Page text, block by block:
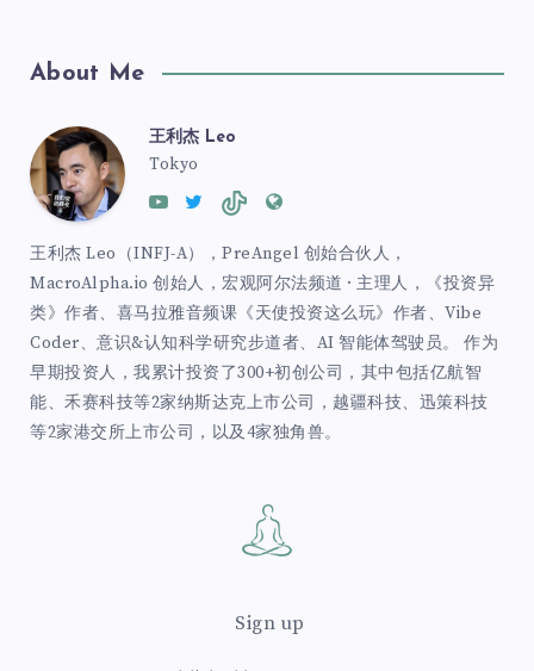
About Me
王利杰 Leo
Tokyo
王利杰 Leo（INFJ-A），PreAngel 创始合伙人，
MacroAlpha.io 创始人，宏观阿尔法频道 · 主理人，《投资异
类》作者、喜马拉雅音频课《天使投资这么玩》作者、Vibe
Coder、意识&认知科学研究步道者、AI 智能体驾驶员。 作为
早期投资人，我累计投资了300+初创公司，其中包括亿航智
能、禾赛科技等2家纳斯达克上市公司，越疆科技、迅策科技
等2家港交所上市公司，以及4家独角兽。
Sign up